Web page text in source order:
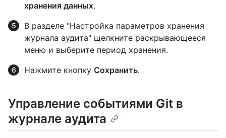
хранения данных.
В разделе "Настройка параметров хранения
журнала аудита" щелкните раскрывающееся
меню и выберите период хранения.
Нажмите кнопку Сохранить.
Управление событиями Git в
журнале аудита